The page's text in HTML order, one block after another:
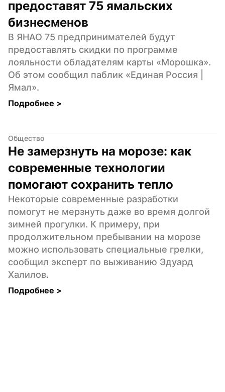
предоставят 75 ямальских
бизнесменов
В ЯНАО 75 предпринимателей будут
предоставлять скидки по программе
лояльности обладателям карты «Морошка».
Об этом сообщил паблик «Единая Россия |
Ямал».
Подробнее >
Общество
Не замерзнуть на морозе: как
современные технологии
помогают сохранить тепло
Некоторые современные разработки
помогут не мерзнуть даже во время долгой
зимней прогулки. К примеру, при
продолжительном пребывании на морозе
можно использовать специальные грелки,
сообщил эксперт по выживанию Эдуард
Халилов.
Подробнее >